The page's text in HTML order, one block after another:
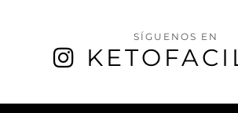
SÍGUENOS EN